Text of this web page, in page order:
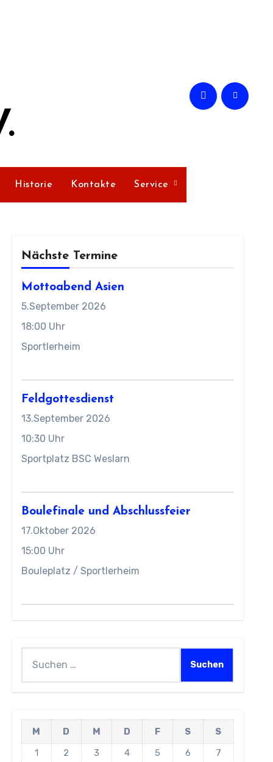
Historie Kontakte Service
Nächste Termine
Mottoabend Asien
5.September 2026
18:00 Uhr
Sportlerheim
Feldgottesdienst
13.September 2026
10:30 Uhr
Sportplatz BSC Weslarn
Boulefinale und Abschlussfeier
17.Oktober 2026
15:00 Uhr
Bouleplatz / Sportlerheim
nach:
M D M D F S
S
1
2 3 4 5 6
7